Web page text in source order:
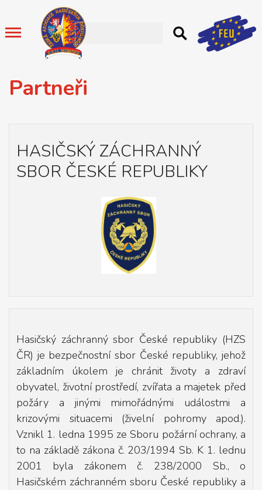
Partneři
HASIČSKÝ ZÁCHRANNÝ
SBOR ČESKÉ REPUBLIKY
Hasičský záchranný sbor České republiky (HZS
ČR) je bezpečnostní sbor České republiky, jehož
základním úkolem je chránit životy a zdraví
obyvatel, životní prostředí, zvířata a majetek před
požáry a jinými mimořádnými událostmi a
krizovými situacemi (živelní pohromy apod.).
Vznikl 1. ledna 1995 ze Sboru požární ochrany, a
to na základě zákona č. 203/1994 Sb. K 1. lednu
2001 byla zákonem č. 238/2000 Sb., o
Hasičském záchranném sboru České republiky a